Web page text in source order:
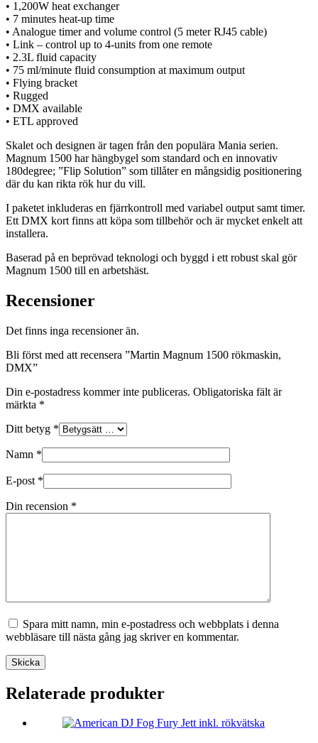
• 1,200W heat exchanger
• 7 minutes heat-up time
• Analogue timer and volume control (5 meter RJ45 cable)
• Link – control up to 4-units from one remote
• 2.3L fluid capacity
• 75 ml/minute fluid consumption at maximum output
• Flying bracket
• Rugged
• DMX available
• ETL approved
Skalet och designen är tagen från den populära Mania serien.
Magnum 1500 har hängbygel som standard och en innovativ
180degree; ”Flip Solution” som tillåter en mångsidig positionering
där du kan rikta rök hur du vill.
I paketet inkluderas en fjärrkontroll med variabel output samt timer.
Ett DMX kort finns att köpa som tillbehör och är mycket enkelt att
installera.
Baserad på en beprövad teknologi och byggd i ett robust skal gör
Magnum 1500 till en arbetshäst.
Recensioner
Det finns inga recensioner än.
Bli först med att recensera ”Martin Magnum 1500 rökmaskin,
DMX”
Din e-postadress kommer inte publiceras. Obligatoriska fält är
märkta *
Ditt betyg *
Namn *
E-post *
Din recension *
Spara mitt namn, min e-postadress och webbplats i denna
webbläsare till nästa gång jag skriver en kommentar.
Skicka
Relaterade produkter